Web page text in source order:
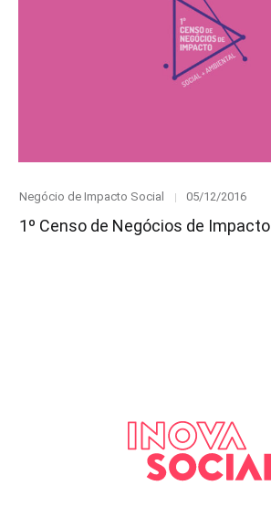
Category
Negócio de Impacto Social
Posted
05/12/2016
1º Censo de Negócios de Impacto